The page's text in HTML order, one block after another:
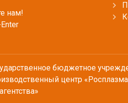
нам!
бюджетное
центр